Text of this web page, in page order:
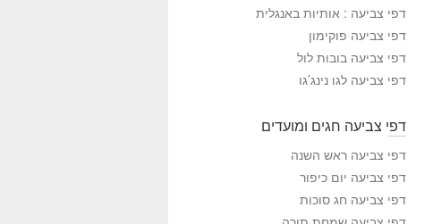
י
ע
ה
דפי צביעה : אותיות באנגלית
דפי צביעה פוקימון
דפי צביעה בובות לול
דפי צביעה לגו נינג’גו
דפי צביעה חגים ומועדים
דפי צביעה ראש השנה
דפי צביעה יום כיפור
דפי צביעה חג סוכות